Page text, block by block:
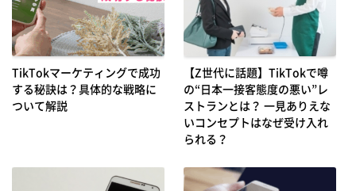
TikTokマーケティングで成功
する秘訣は？具体的な戦略に
ついて解説
【Z世代に話題】TikTokで噂
の“日本一接客態度の悪い”レ
ストランとは？ 一見ありえな
いコンセプトはなぜ受け入れ
られる？